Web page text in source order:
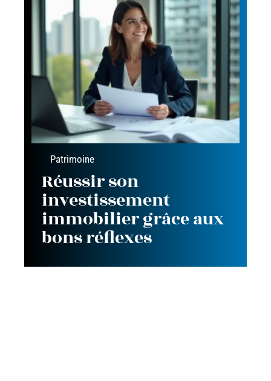
Patrimoine
Réussir son
investissement
immobilier grâce aux
bons réflexes